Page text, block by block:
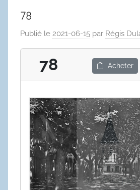
78
Publié le 2021-06-15 par Régis
78 Acheter